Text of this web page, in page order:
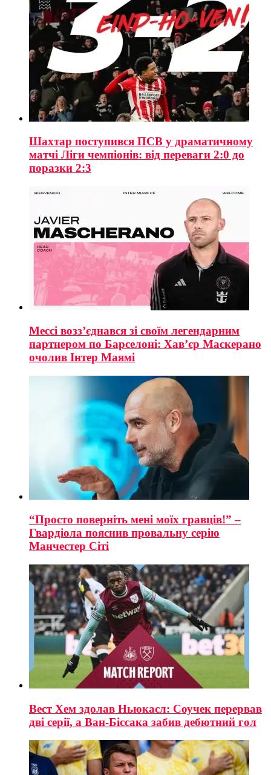
Шахтар поступився ПСВ у драматичному
матчі Ліги чемпіонів: від переваги 2:0 до
поразки 2:3
Мессі возз’єднався зі своїм легендарним
партнером по Барселоні: Хав’єр Маскерано
очолив Інтер Маямі
“Просто поверніть мені моїх гравців!” –
Гвардіола пояснив провальну серію
Манчестер Сіті
Вест Хем здолав Ньюкасл: Соучек перервав
дві серії, а Ван-Біссака забив дебютний гол